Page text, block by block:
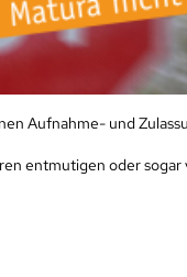
Aufnahme- und
entmutigen oder sogar